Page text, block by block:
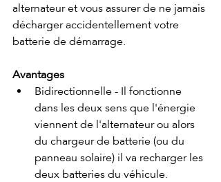
alternateur et vous assurer de ne jamais
décharger accidentellement votre
batterie de démarrage.
Avantages
Bidirectionnelle - Il fonctionne
dans les deux sens que l'énergie
viennent de l'alternateur ou alors
du chargeur de batterie (ou du
panneau solaire) il va recharger les
deux batteries du véhicule.